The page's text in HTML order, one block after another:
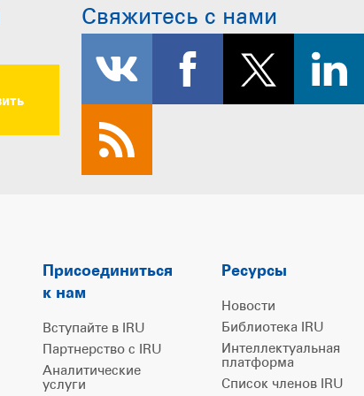
Свяжитесь с нами
Присоединиться
к нам
Вступайте в IRU
Партнерство с IRU
Аналитические
услуги
Ресурсы
Новости
Библиотека IRU
Интеллектуальная
платформа
Список членов IRU